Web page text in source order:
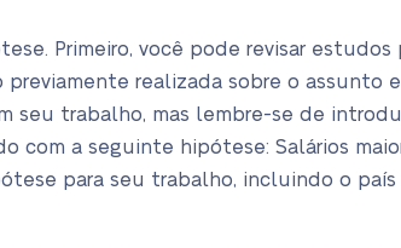
Primeiro, você pode revisar
previamente realizada sobre o assunto
seu trabalho, mas lembre-se de
com a seguinte hipótese: Salários
para seu trabalho, incluindo o